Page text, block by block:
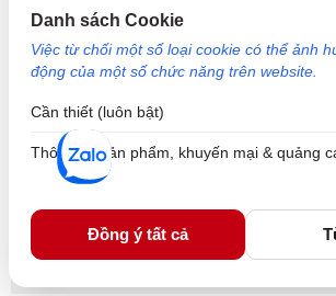
Danh sách Cookie
Việc từ chối một số loại cookie có thể ảnh
động của một số chức năng trên website.
Cần thiết (luôn bật)
Thông tin sản phẩm, khuyến mại & quảng
Đồng ý tất cả
1800.6729
lienhe@viendidong.com
08:00 – 21:00hàng ngày
Hệ thống cửa hàng
Phản ánh dịch vụ:
THÔNG TIN HỖ TRỢ